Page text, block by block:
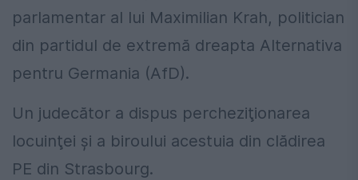
parlamentar al lui Maximilian Krah, politician
din partidul de extremă dreapta Alternativa
pentru Germania (AfD).
Un judecător a dispus percheziţionarea
locuinţei şi a biroului acestuia din clădirea
PE din Strasbourg.